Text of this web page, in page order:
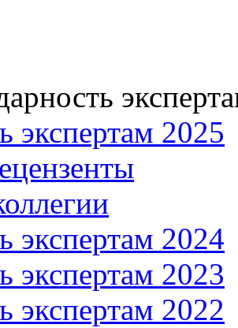
экспертам 2025
экспертам 2024
экспертам 2023
экспертам 2022